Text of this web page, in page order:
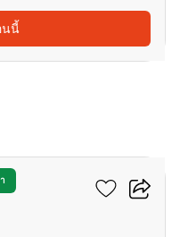
นนี้